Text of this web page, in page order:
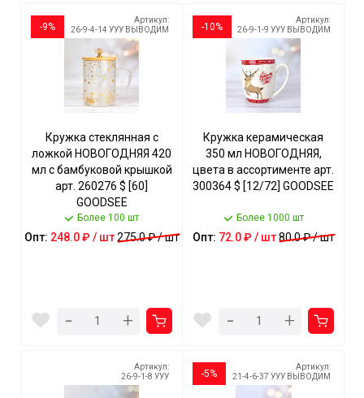
-9%
Артикул:
26-9-4-14 УУУ ВЫВОДИМ
Кружка стеклянная с
ложкой НОВОГОДНЯЯ 420
мл с бамбуковой крышкой
арт. 260276 $ [60]
GOODSEE
Более 100 шт
Опт: 248.0 ₽ / шт 275.0 ₽ / шт
- +
-10%
Артикул:
26-9-1-9 УУУ ВЫВОДИМ
Кружка керамическая
350 мл НОВОГОДНЯЯ,
цвета в ассортименте арт.
300364 $ [12/72] GOODSEE
Более 1000 шт
Опт: 72.0 ₽ / шт 80.0 ₽ / шт
- +
Артикул:
26-9-1-8 УУУ
-5%
Артикул:
21-4-6-37 УУУ ВЫВОДИМ